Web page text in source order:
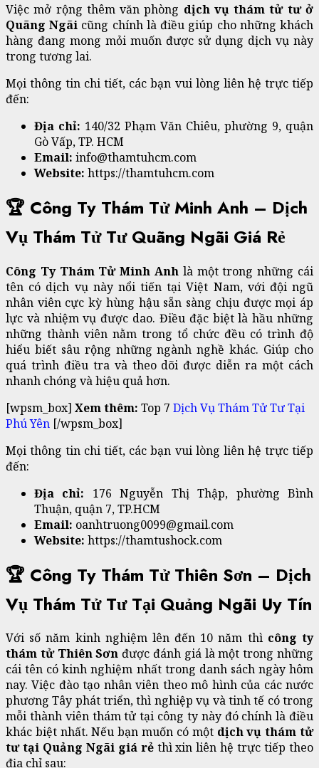
Việc mở rộng thêm văn phòng dịch vụ thám tử tư ở
Quãng Ngãi cũng chính là điều giúp cho những khách
hàng đang mong mỏi muốn được sử dụng dịch vụ này
trong tương lai.
Mọi thông tin chi tiết, các bạn vui lòng liên hệ trực tiếp
đến:
Địa chỉ: 140/32 Phạm Văn Chiêu, phường 9, quận
Gò Vấp, TP. HCM
Email: info@thamtuhcm.com
Website: https://thamtuhcm.com
🏆 Công Ty Thám Tử Minh Anh – Dịch
Vụ Thám Tử Tư Quãng Ngãi Giá Rẻ
Công Ty Thám Tử Minh Anh là một trong những cái
tên có dịch vụ này nổi tiến tại Việt Nam, với đội ngũ
nhân viên cực kỳ hùng hậu sẵn sàng chịu được mọi áp
lực và nhiệm vụ được dao. Điều đặc biệt là hầu những
những thành viên nằm trong tổ chức đều có trình độ
hiểu biết sâu rộng những ngành nghề khác. Giúp cho
quá trình điều tra và theo dõi được diễn ra một cách
nhanh chóng và hiệu quả hơn.
[wpsm_box] Xem thêm: Top 7 Dịch Vụ Thám Tử Tư Tại
Phú Yên [/wpsm_box]
Mọi thông tin chi tiết, các bạn vui lòng liên hệ trực tiếp
đến:
Địa chỉ: 176 Nguyễn Thị Thập, phường Bình
Thuận, quận 7, TP.HCM
Email: oanhtruong0099@gmail.com
Website: https://thamtushock.com
🏆 Công Ty Thám Tử Thiên Sơn – Dịch
Vụ Thám Tử Tư Tại Quảng Ngãi Uy Tín
Với số năm kinh nghiệm lên đến 10 năm thì công ty
thám tử Thiên Sơnđược đánh giá là một trong những
cái tên có kinh nghiệm nhất trong danh sách ngày hôm
nay. Việc đào tạo nhân viên theo mô hình của các nước
phương Tây phát triển, thì nghiệp vụ và tinh tế có trong
mỗi thành viên thám tử tại công ty này đó chính là điều
khác biệt nhất. Nếu bạn muốn có một dịch vụ thám tử
tư tại Quảng Ngãi giá rẻ thì xin liên hệ trực tiếp theo
địa chỉ sau: